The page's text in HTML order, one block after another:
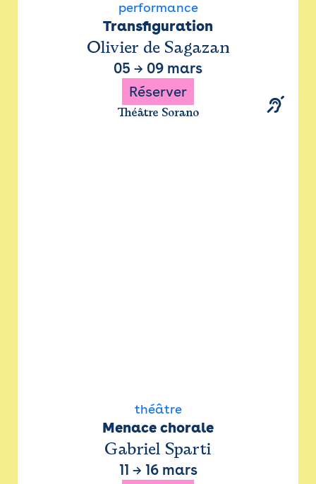
performance
Transfiguration
Olivier de Sagazan
05 → 09 mars
Réserver
Théâtre Sorano
théâtre
Menace chorale
Gabriel Sparti
11 → 16 mars